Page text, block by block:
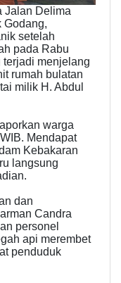
Jalan Delima
Godang,
setelah
pada Rabu
terjadi menjelang
rumah bulatan
milik H. Abdul
warga
Mendapat
Kebakaran
langsung
dan
Candra
personel
api merembet
penduduk